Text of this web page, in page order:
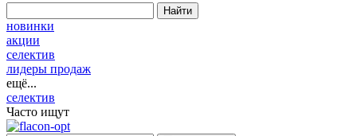
Найти
новинки
акции
селектив
лидеры продаж
ещё...
селектив
Часто ищут